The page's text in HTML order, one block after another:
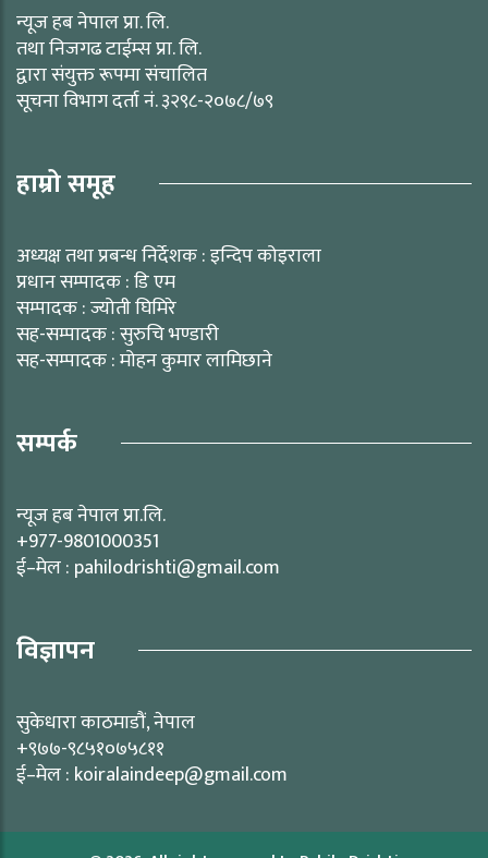
न्यूज हब नेपाल प्रा. लि.
तथा निजगढ टाईम्स प्रा. लि.
द्वारा संयुक्त रूपमा संचालित
सूचना विभाग दर्ता नं. ३२९८-२०७८/७९
हाम्रो समूह
अध्यक्ष तथा प्रबन्ध निर्देशक : इन्दिप कोइराला
प्रधान सम्पादक : डि एम
सम्पादक : ज्योती घिमिरे
सह-सम्पादक : सुरुचि भण्डारी
सह-सम्पादक : मोहन कुमार लामिछाने
सम्पर्क
न्यूज हब नेपाल प्रा.लि.
+977-9801000351
ई–मेल : pahilodrishti@gmail.com
विज्ञापन
सुकेधारा काठमाडौं, नेपाल
+९७७-९८५१०७५८११
ई–मेल : koiralaindeep@gmail.com